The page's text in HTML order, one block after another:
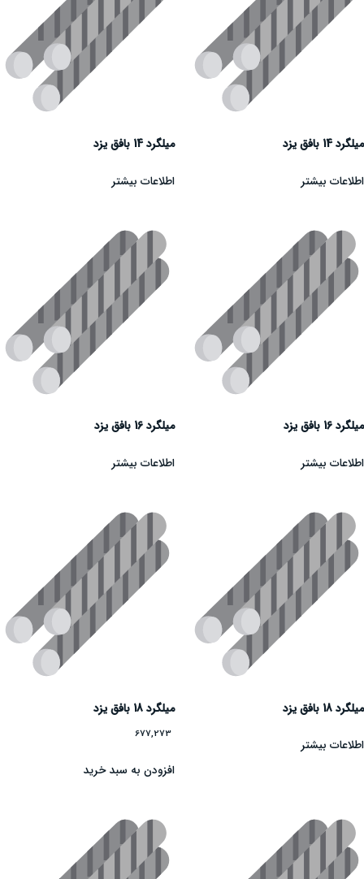
میلگرد 14 بافق یزد
اطلاعات بیشتر
میلگرد 14 بافق یزد
اطلاعات بیشتر
میلگرد 16 بافق یزد
اطلاعات بیشتر
میلگرد 16 بافق یزد
اطلاعات بیشتر
میلگرد 18 بافق یزد
اطلاعات بیشتر
میلگرد 18 بافق یزد
677,273
افزودن به سبد خرید